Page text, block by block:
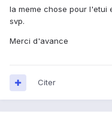
la meme chose pour l'etui
svp.
Merci d'avance
Citer